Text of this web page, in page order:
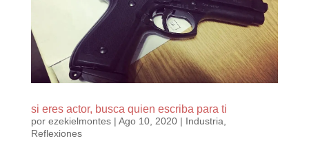
si eres actor, busca quien escriba para ti
por ezekielmontes| Ago 10, 2020| Industria
Reflexiones